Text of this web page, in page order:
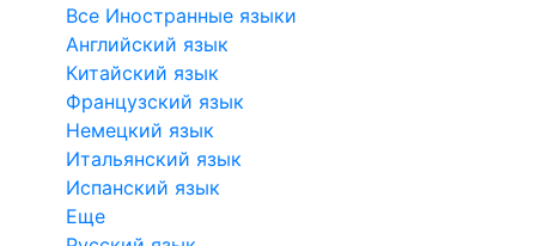
Все Иностранные языки
Английский язык
Китайский язык
Французский язык
Немецкий язык
Итальянский язык
Испанский язык
Еще